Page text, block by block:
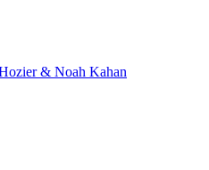
& Noah Kahan